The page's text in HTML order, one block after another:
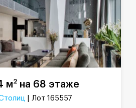
м2 на 68 этаже
| Лот 165557